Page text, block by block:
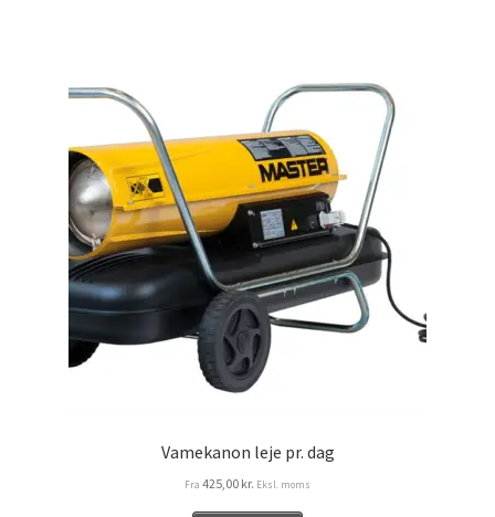
Vamekanon leje pr. dag
Fra 425,00 kr. Eksl. moms